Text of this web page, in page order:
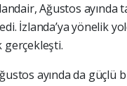
Ağustos ayında
İzlanda’ya yönelik
gerçekleşti.
ayında da